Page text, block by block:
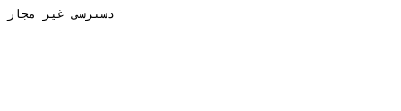
دسترسی غیر مجاز